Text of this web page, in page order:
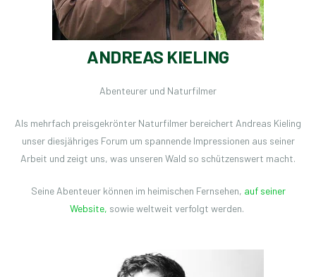
ANDREAS KIELING
Abenteurer und Naturfilmer
Als mehrfach preisgekrönter Naturfilmer bereichert Andreas Kieling
unser diesjähriges Forum um spannende Impressionen aus seiner
Arbeit und zeigt uns, was unseren Wald so schützenswert macht.
Seine Abenteuer können im heimischen Fernsehen, auf seiner
Website, sowie weltweit verfolgt werden.